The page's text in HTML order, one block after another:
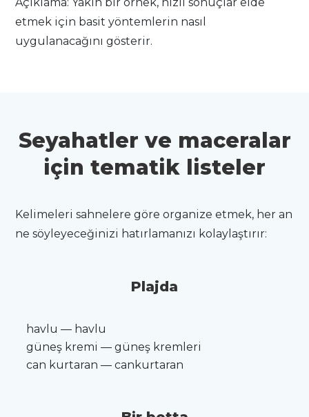
etmek için basit yöntemlerin nasıl
uygulanacağını gösterir.
Seyahatler ve maceralar
için tematik listeler
Kelimeleri sahnelere göre organize etmek, her an
ne söyleyeceğinizi hatırlamanızı kolaylaştırır:
Plajda
havlu — havlu
güneş kremi — güneş kremleri
can kurtaran — cankurtaran